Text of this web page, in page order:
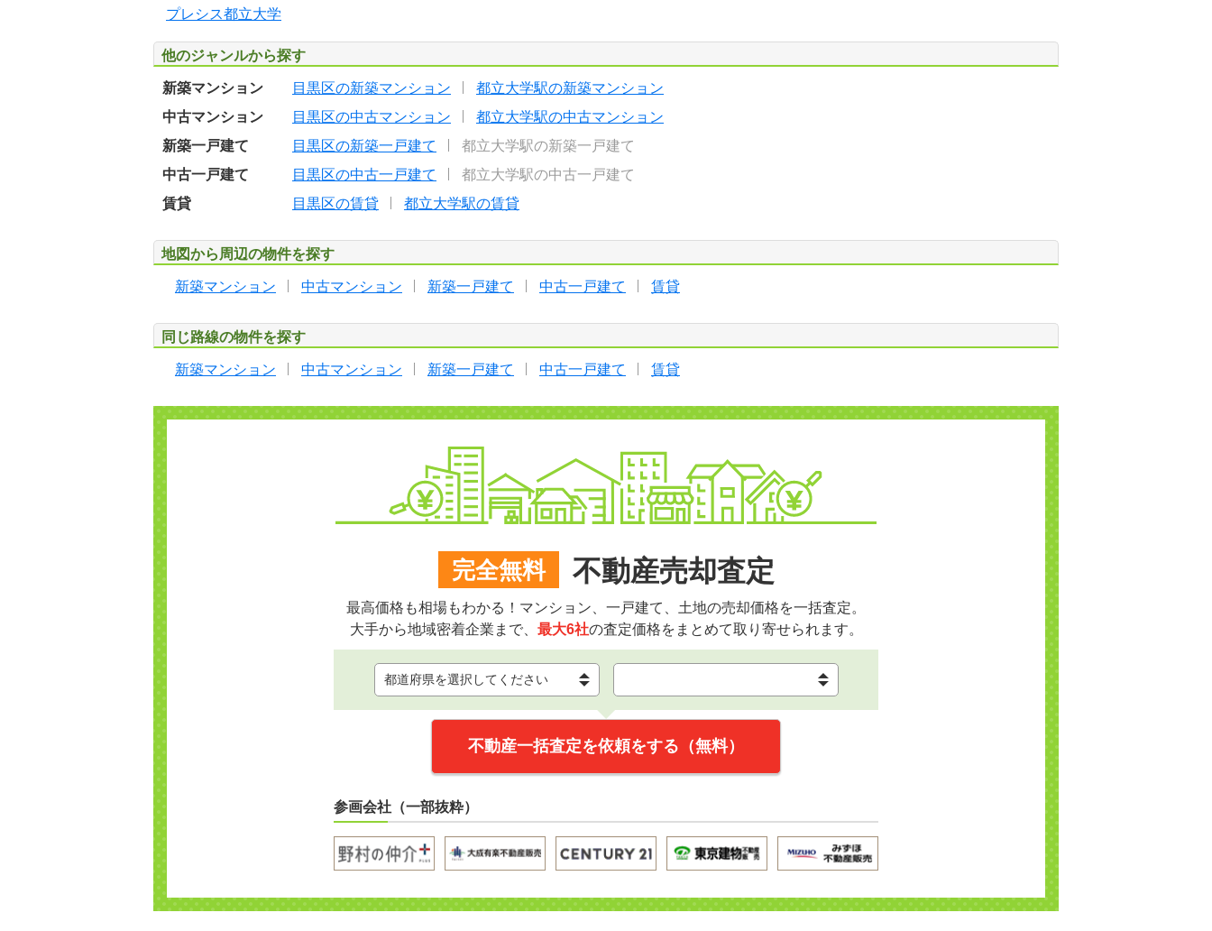
プレシス都立大学
他のジャンルから探す
新築マンション 目黒区の新築マンション
都立大学駅の新築マンション
中古マンション
目黒区の中古マンション
都立大学駅の中古マンション
新築一戸建て
目黒区の新築一戸建て
都立大学駅の新築一戸建て
中古一戸建て
目黒区の中古一戸建て
都立大学駅の中古一戸建て
賃貸
目黒区の賃貸 都立大学駅の賃貸
地図から周辺の物件を探す
新築マンション 中古マンション 新築一戸建て 中古一戸建て 賃貸
同じ路線の物件を探す
新築マンション 中古マンション 新築一戸建て 中古一戸建て 賃貸
完全無料 不動産売却査定
最高価格も相場もわかる！マンション、一戸建て、土地の売却価格を一括査定。
大手から地域密着企業まで、 最大6社の査定価格をまとめて取り寄せられます。
不動産一括査定を依頼をする（無料）
参画会社（一部抜粋）